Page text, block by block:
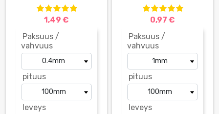
1,49 €
Paksuus /
vahvuus
pituus
leveys
0,97 €
Paksuus /
vahvuus
pituus
leveys